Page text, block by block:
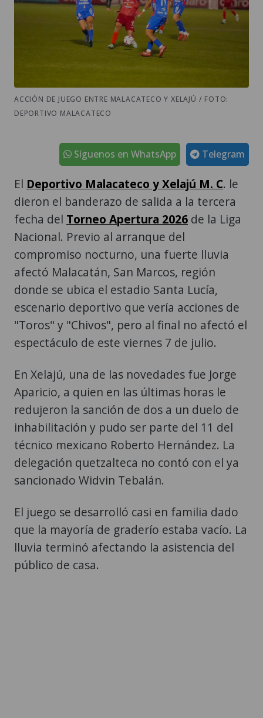
ACCIÓN DE JUEGO ENTRE MALACATECO Y XELAJÚ / FOTO:
DEPORTIVO MALACATECO
Telegram
Síguenos en WhatsApp
El Deportivo Malacateco y Xelajú M. C. le
dieron el banderazo de salida a la tercera
fecha del Torneo Apertura 2026 de la Liga
Nacional. Previo al arranque del
compromiso nocturno, una fuerte lluvia
afectó Malacatán, San Marcos, región
donde se ubica el estadio Santa Lucía,
escenario deportivo que vería acciones de
"Toros" y "Chivos", pero al final no afectó el
espectáculo de este viernes 7 de julio.
En Xelajú, una de las novedades fue Jorge
Aparicio, a quien en las últimas horas le
redujeron la sanción de dos a un duelo de
inhabilitación y pudo ser parte del 11 del
técnico mexicano Roberto Hernández. La
delegación quetzalteca no contó con el ya
sancionado Widvin Tebalán.
El juego se desarrolló casi en familia dado
que la mayoría de graderío estaba vacío. La
lluvia terminó afectando la asistencia del
público de casa.